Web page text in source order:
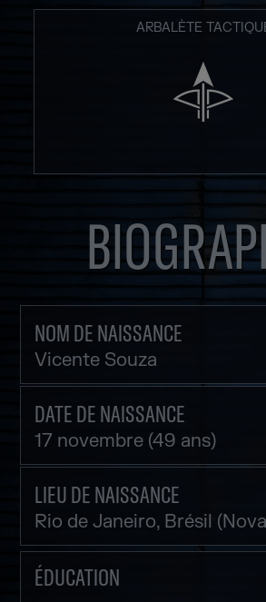
ARBALÈTE
NOM DE NAISSANCE
Vicente Souza
DATE DE NAISSANCE
17 novembre (49 ans)
LIEU DE NAISSANCE
Rio de Janeiro, Brésil
ÉDUCATION